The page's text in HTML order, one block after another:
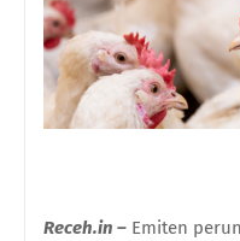
Receh.in – Emiten